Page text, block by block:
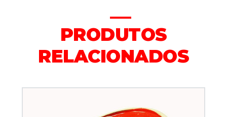
PRODUTOS
RELACIONADOS